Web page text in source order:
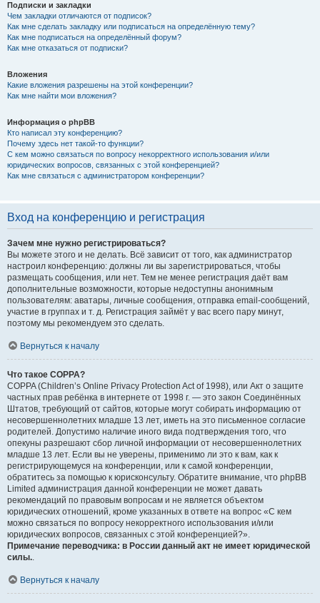
Подписки и закладки
Чем закладки отличаются от подписок?
Как мне сделать закладку или подписаться на определённую тему?
Как мне подписаться на определённый форум?
Как мне отказаться от подписки?
Вложения
Какие вложения разрешены на этой конференции?
Как мне найти мои вложения?
Информация о phpBB
Кто написал эту конференцию?
Почему здесь нет такой-то функции?
С кем можно связаться по вопросу некорректного использования и/или
юридических вопросов, связанных с этой конференцией?
Как мне связаться с администратором конференции?
Вход на конференцию и регистрация
Зачем мне нужно регистрироваться?
Вы можете этого и не делать. Всё зависит от того, как администратор
настроил конференцию: должны ли вы зарегистрироваться, чтобы
размещать сообщения, или нет. Тем не менее регистрация даёт вам
дополнительные возможности, которые недоступны анонимным
пользователям: аватары, личные сообщения, отправка email-сообщений,
участие в группах и т. д. Регистрация займёт у вас всего пару минут,
поэтому мы рекомендуем это сделать.
Вернуться к началу
Что такое COPPA?
COPPA (Children’s Online Privacy Protection Act of 1998), или Акт о защите
частных прав ребёнка в интернете от 1998 г. — это закон Соединённых
Штатов, требующий от сайтов, которые могут собирать информацию от
несовершеннолетних младше 13 лет, иметь на это письменное согласие
родителей. Допустимо наличие иного вида подтверждения того, что
опекуны разрешают сбор личной информации от несовершеннолетних
младше 13 лет. Если вы не уверены, применимо ли это к вам, как к
регистрирующемуся на конференции, или к самой конференции,
обратитесь за помощью к юрисконсульту. Обратите внимание, что phpBB
Limited администрация данной конференции не может давать
рекомендаций по правовым вопросам и не является объектом
юридических отношений, кроме указанных в ответе на вопрос «С кем
можно связаться по вопросу некорректного использования и/или
юридических вопросов, связанных с этой конференцией?».
Примечание переводчика: в России данный акт не имеет юридической
силы..
Вернуться к началу